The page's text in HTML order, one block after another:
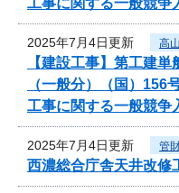
2025年7月4日更新 高
【建設工事】第工建
（一般分）（国）156
工事に関する一般競争
2025年7月4日更新 管
西濃総合庁舎天井改修